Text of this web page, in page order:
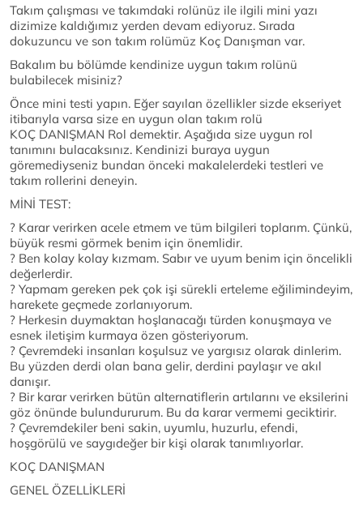
Takım çalışması ve takımdaki rolünüz ile ilgili mini yazı
dizimize kaldığımız yerden devam ediyoruz. Sırada
dokuzuncu ve son takım rolümüz Koç Danışman var.
Bakalım bu bölümde kendinize uygun takım rolünü
bulabilecek misiniz?
Önce mini testi yapın. Eğer sayılan özellikler sizde ekseriyet
itibarıyla varsa size en uygun olan takım rolü
KOÇ DANIŞMAN Rol demektir. Aşağıda size uygun rol
tanımını bulacaksınız. Kendinizi buraya uygun
göremediyseniz bundan önceki makalelerdeki testleri ve
takım rollerini deneyin.
MİNİ TEST:
? Karar verirken acele etmem ve tüm bilgileri toplarım. Çünkü,
büyük resmi görmek benim için önemlidir.
? Ben kolay kolay kızmam. Sabır ve uyum benim için öncelikli
değerlerdir.
? Yapmam gereken pek çok işi sürekli erteleme eğilimindeyim,
harekete geçmede zorlanıyorum.
? Herkesin duymaktan hoşlanacağı türden konuşmaya ve
esnek iletişim kurmaya özen gösteriyorum.
? Çevremdeki insanları koşulsuz ve yargısız olarak dinlerim.
Bu yüzden derdi olan bana gelir, derdini paylaşır ve akıl
danışır.
? Bir karar verirken bütün alternatiflerin artılarını ve eksilerini
göz önünde bulundururum. Bu da karar vermemi geciktirir.
? Çevremdekiler beni sakin, uyumlu, huzurlu, efendi,
hoşgörülü ve saygıdeğer bir kişi olarak tanımlıyorlar.
KOÇ DANIŞMAN
GENEL ÖZELLİKLERİ